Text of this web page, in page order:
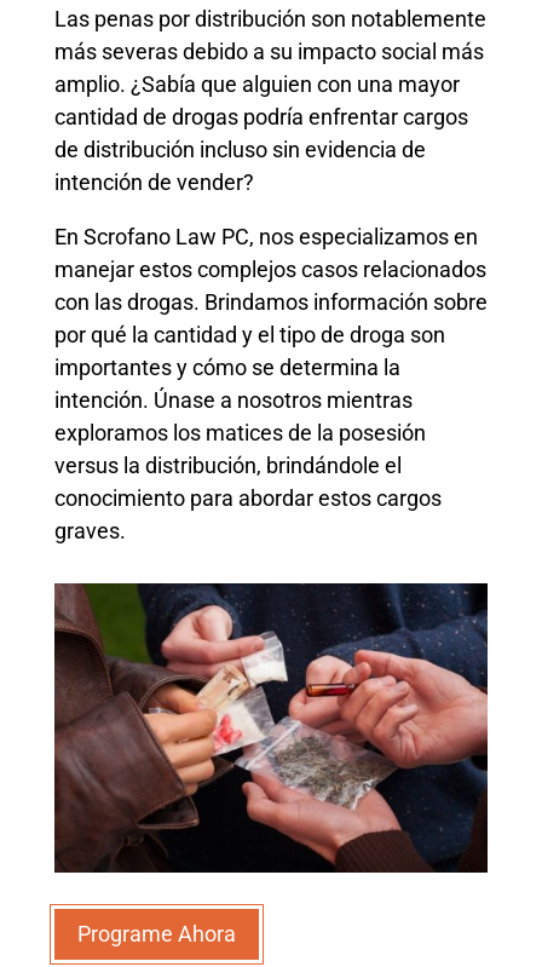
Las penas por distribución son notablemente
más severas debido a su impacto social más
amplio. ¿Sabía que alguien con una mayor
cantidad de drogas podría enfrentar cargos
de distribución incluso sin evidencia de
intención de vender?
En Scrofano Law PC, nos especializamos en
manejar estos complejos casos relacionados
con las drogas. Brindamos información sobre
por qué la cantidad y el tipo de droga son
importantes y cómo se determina la
intención. Únase a nosotros mientras
exploramos los matices de la posesión
versus la distribución, brindándole el
conocimiento para abordar estos cargos
graves.
Programe Ahora